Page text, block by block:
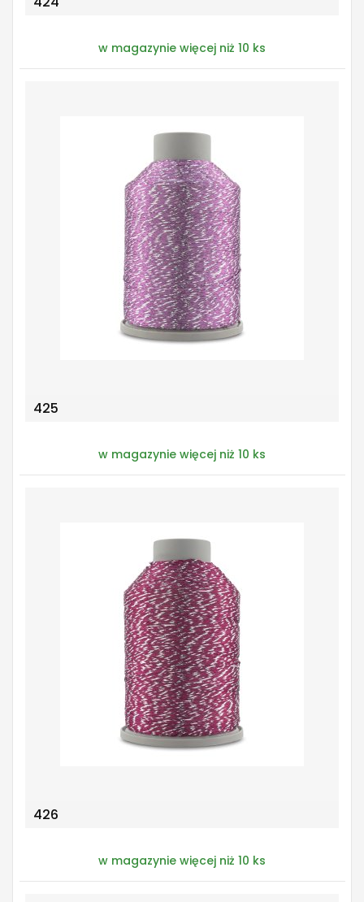
w magazynie więcej niż 10 ks
425
w magazynie więcej niż 10 ks
426
w magazynie więcej niż 10 ks